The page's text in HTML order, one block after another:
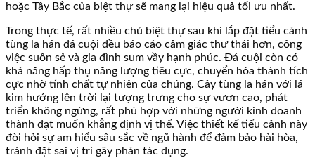
hoặc Tây Bắc của biệt thự sẽ mang lại hiệu quả tối ưu nhất.
Trong thực tế, rất nhiều chủ biệt thự sau khi lắp đặt tiểu cảnh
tùng la hán đá cuội đều báo cáo cảm giác thư thái hơn, công
việc suôn sẻ và gia đình sum vầy hạnh phúc. Đá cuội còn có
khả năng hấp thụ năng lượng tiêu cực, chuyển hóa thành tích
cực nhờ tính chất tự nhiên của chúng. Cây tùng la hán với lá
kim hướng lên trời lại tượng trưng cho sự vươn cao, phát
triển không ngừng, rất phù hợp với những người kinh doanh
thành đạt muốn khẳng định vị thế. Việc thiết kế tiểu cảnh này
đòi hỏi sự am hiểu sâu sắc về ngũ hành để đảm bảo hài hòa,
tránh đặt sai vị trí gây phản tác dụng.